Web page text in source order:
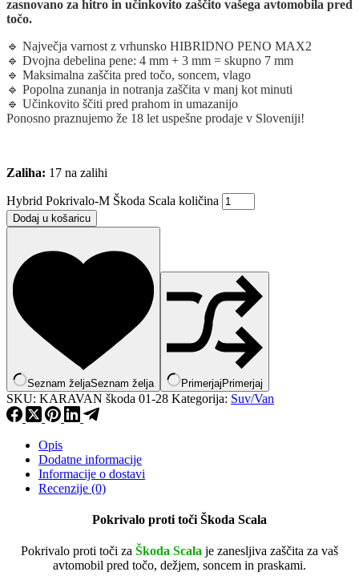
zasnovano za hitro in učinkovito zaščito vašega avtomobila pred
točo.
🔹 Največja varnost z vrhunsko HIBRIDNO PENO MAX2
🔹 Dvojna debelina pene: 4 mm + 3 mm = skupno 7 mm
🔹 Maksimalna zaščita pred točo, soncem, vlago
🔹 Popolna zunanja in notranja zaščita v manj kot minuti
🔹 Učinkovito ščiti pred prahom in umazanijo
Ponosno praznujemo že 18 let uspešne prodaje v Sloveniji!
Zaliha: 17 na zalihi
Hybrid Pokrivalo-M Škoda Scala količina
Dodaj u košaricu
Seznam željaSeznam želja Primerjaj Primerjaj
SKU: KARAVAN škoda 01-28 Kategorija: Suv/Van
Opis
Dodatne informacije
Informacije o dostavi
Recenzije (0)
Pokrivalo proti toči Škoda Scala
Pokrivalo proti toči za Škoda Scala je zanesljiva zaščita za vaš
avtomobil pred točo, dežjem, soncem in praskami.